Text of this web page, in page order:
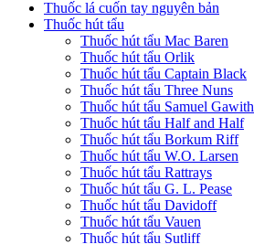
Thuốc lá cuốn tay nguyên bản
Thuốc hút tẩu
Thuốc hút tẩu Mac Baren
Thuốc hút tẩu Orlik
Thuốc hút tẩu Captain Black
Thuốc hút tẩu Three Nuns
Thuốc hút tẩu Samuel Gawith
Thuốc hút tẩu Half and Half
Thuốc hút tẩu Borkum Riff
Thuốc hút tẩu W.O. Larsen
Thuốc hút tẩu Rattrays
Thuốc hút tẩu G. L. Pease
Thuốc hút tẩu Davidoff
Thuốc hút tẩu Vauen
Thuốc hút tẩu Sutliff